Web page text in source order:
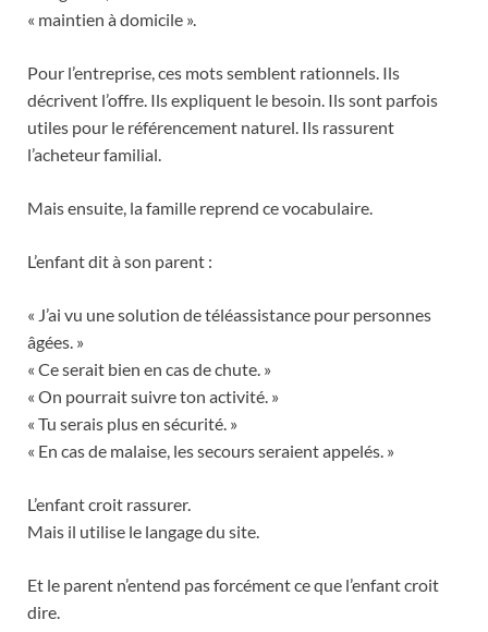
« maintien à domicile ».
Pour l’entreprise, ces mots semblent rationnels. Ils
décrivent l’offre. Ils expliquent le besoin. Ils sont parfois
utiles pour le référencement naturel. Ils rassurent
l’acheteur familial.
Mais ensuite, la famille reprend ce vocabulaire.
L’enfant dit à son parent :
« J’ai vu une solution de téléassistance pour personnes
âgées. »
« Ce serait bien en cas de chute. »
« On pourrait suivre ton activité. »
« Tu serais plus en sécurité. »
« En cas de malaise, les secours seraient appelés. »
L’enfant croit rassurer.
Mais il utilise le langage du site.
Et le parent n’entend pas forcément ce que l’enfant croit
dire.